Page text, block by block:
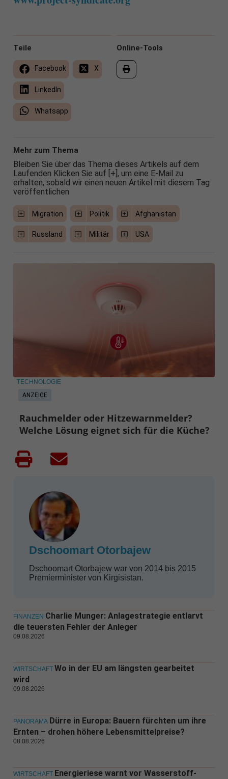
Online-Tools
Teile
Facebook X
LinkedIn
Whatsapp
Mehr zum Thema
Bleiben Sie über das Thema dieses Artikels auf dem
Laufenden Klicken Sie auf [+], um eine E-Mail zu
erhalten, sobald wir einen neuen Artikel mit diesem Tag
veröffentlichen
Migration Politik Afghanistan
Russland Militär USA
ANZEIGE
TECHNOLOGIE
Rauchmelder oder Hitzewarnmelder?
Welche Lösung eignet sich für die Küche?
Dschoomart Otorbajew
Dschoomart Otorbajew war von 2014 bis 2015
Premierminister von Kirgisistan.
FINANZEN Charlie Munger: Anlagestrategie entlarvt
die teuersten Fehler der Anleger
09.08.2026
WIRTSCHAFT Wo in der EU am längsten gearbeitet
wird
09.08.2026
PANORAMA Dürre in Europa: Bauern fürchten um ihre
Ernten – drohen höhere Lebensmittelpreise?
08.08.2026
WIRTSCHAFT Energieriese warnt vor Wasserstoff-